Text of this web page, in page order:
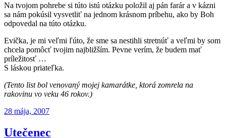
Na tvojom pohrebe si túto istú otázku položil aj pán farár a v kázni
sa nám pokúsil vysvetliť na jednom krásnom príbehu, ako by Boh
odpovedal na túto otázku.
Evička, je mi veľmi ľúto, že sme sa nestihli stretnúť a veľmi by som
chcela pomôcť tvojim najbližším. Pevne verím, že budem mať
príležitosť …
S láskou priateľka.
(Tento list bol venovaný mojej kamarátke, ktorá zomrela na
rakovinu vo veku 46 rokov.)
Publikované
28 mája, 2007
Utečenec